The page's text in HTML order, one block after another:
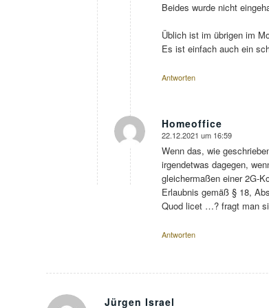
Beides wurde nicht
Üblich ist im übrigen im
Es ist einfach auch ein
Antworten
Homeoffice
sagte:
22.12.2021 um 16:59
Wenn das, wie
irgendetwas dagegen,
gleichermaßen einer 2G-
Erlaubnis gemäß § 18,
Quod licet …? fragt man
Antworten
Jürgen Israel